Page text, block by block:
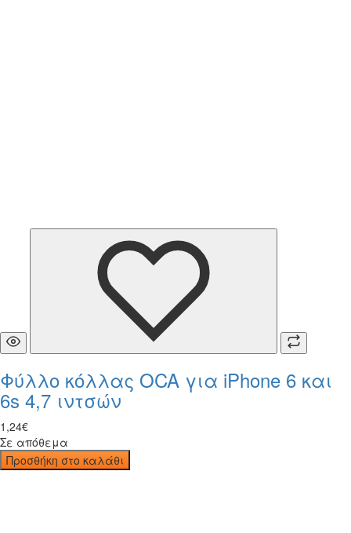
Φύλλο κόλλας OCA για iPhone 6 και
6s 4,7 ιντσών
1 ,24€
Σε απόθεμα
Προσθήκη στο καλάθι